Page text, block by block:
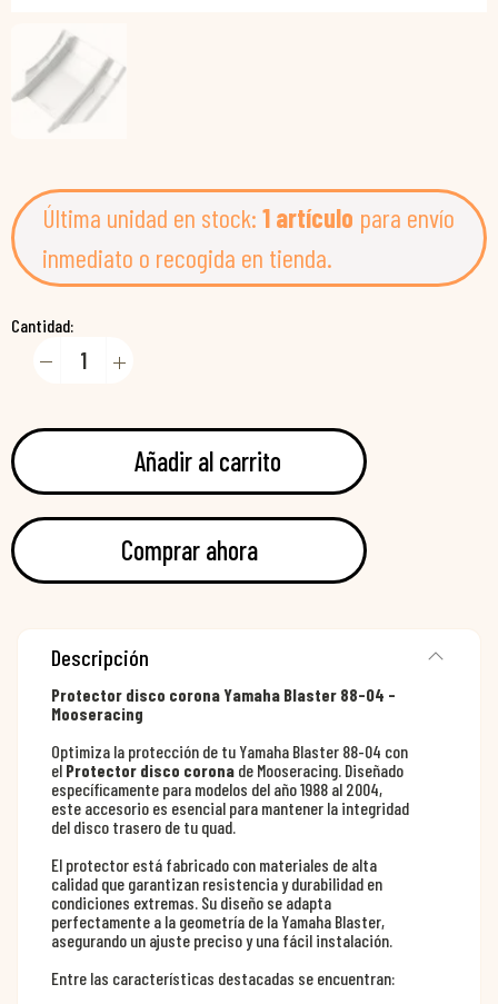
Última unidad en stock: 1 artículo para envío
inmediato o recogida en tienda.
Cantidad:
Añadir al carrito
Comprar ahora
Descripción
Protector disco corona Yamaha Blaster 88-04 -
Mooseracing
Optimiza la protección de tu Yamaha Blaster 88-04 con
el Protector disco corona de Mooseracing. Diseñado
específicamente para modelos del año 1988 al 2004,
este accesorio es esencial para mantener la integridad
del disco trasero de tu quad.
El protector está fabricado con materiales de alta
calidad que garantizan resistencia y durabilidad en
condiciones extremas. Su diseño se adapta
perfectamente a la geometría de la Yamaha Blaster,
asegurando un ajuste preciso y una fácil instalación.
Entre las características destacadas se encuentran: